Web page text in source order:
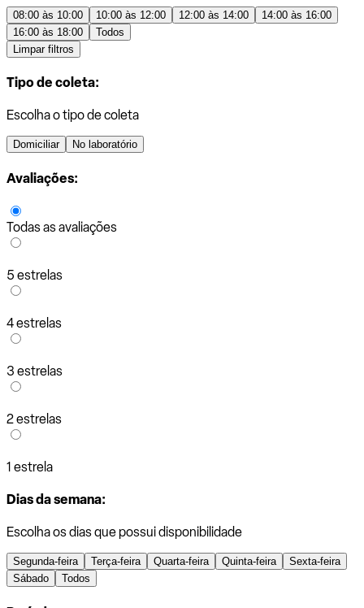
08:00 às 10:00 10:00 às 12:00 12:00 às 14:00
14:00 às 16:00
16:00 às 18:00
Todos
Limpar filtros
Tipo de coleta:
Escolha o tipo de coleta
Domiciliar No laboratório
Avaliações:
Todas as avaliações
5 estrelas
4 estrelas
3 estrelas
2 estrelas
1 estrela
Dias da semana:
Escolha os dias que possui disponibilidade
Segunda-feira Terça-feira Quarta-feira Quinta-feira
Sexta-feira
Sábado
Todos